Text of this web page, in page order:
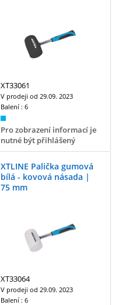
XT33061
V prodeji od 29.09. 2023
Balení : 6
Pro zobrazení informací je
nutné být přihlášený
XTLINE Palička gumová
bílá - kovová násada |
75 mm
XT33064
V prodeji od 29.09. 2023
Balení : 6